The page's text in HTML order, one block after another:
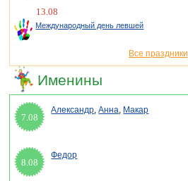
13.08
Международный день левшей
Все праздники
Именины
7.08
Александр,Анна, Макар
8.08
Федор